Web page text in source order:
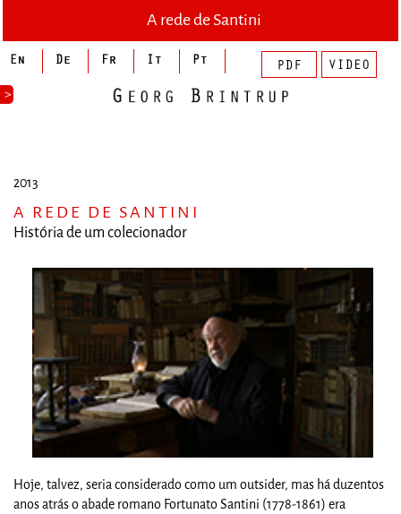
>
A rede de Santini
2013
A REDE DE SANTINI
História de um colecionador
Hoje, talvez, seria considerado como um outsider, mas há duzentos
anos atrás o abade romano Fortunato Santini (1778-1861) era